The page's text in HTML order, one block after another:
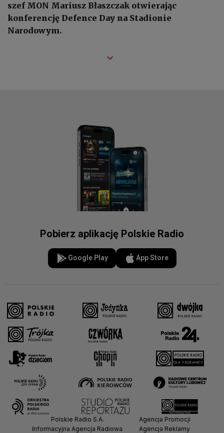
szef MON Mariusz Błaszczak otwierając
konferencję Defence Day na Stadionie
Narodowym.
Pobierz aplikację Polskie Radio
Google Play App Store
Polskie Radio S.A.
Informacyjna Agencja Radiowa
Agencja Promocji
Agencja Reklamy